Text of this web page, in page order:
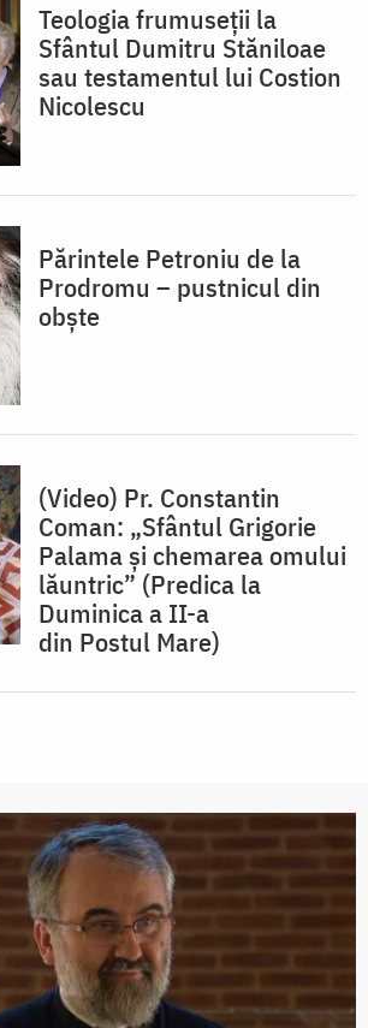
Teologia frumuseții la
Sfântul Dumitru Stăniloae
sau testamentul lui Costion
Nicolescu
Părintele Petroniu de la
Prodromu – pustnicul din
obște
(Video) Pr. Constantin
Coman: „Sfântul Grigorie
Palama și chemarea omului
lăuntric” (Predica la
Duminica a II-a
din Postul Mare)